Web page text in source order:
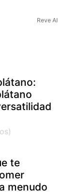
Reve AI
te
menudo